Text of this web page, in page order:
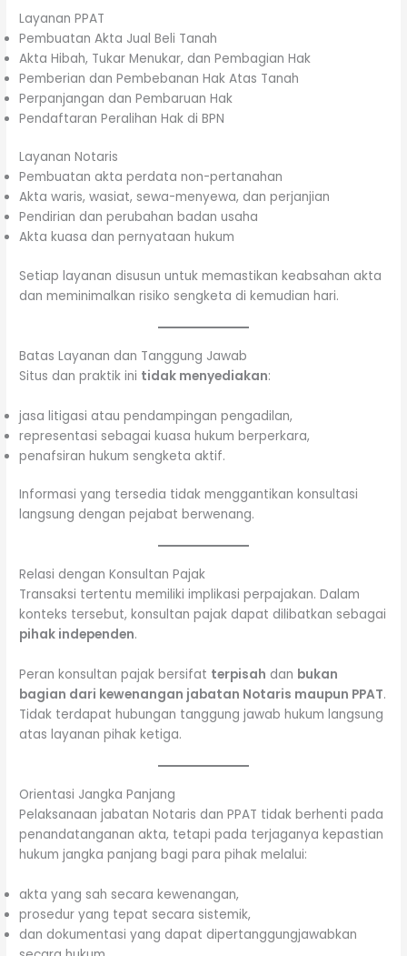
Layanan PPAT
Pembuatan Akta Jual Beli Tanah
Akta Hibah, Tukar Menukar, dan Pembagian Hak
Pemberian dan Pembebanan Hak Atas Tanah
Perpanjangan dan Pembaruan Hak
Pendaftaran Peralihan Hak di BPN
Layanan Notaris
Pembuatan akta perdata non-pertanahan
Akta waris, wasiat, sewa-menyewa, dan perjanjian
Pendirian dan perubahan badan usaha
Akta kuasa dan pernyataan hukum
Setiap layanan disusun untuk memastikan keabsahan akta
dan meminimalkan risiko sengketa di kemudian hari.
Batas Layanan dan Tanggung Jawab
Situs dan praktik ini tidak menyediakan:
jasa litigasi atau pendampingan pengadilan,
representasi sebagai kuasa hukum berperkara,
penafsiran hukum sengketa aktif.
Informasi yang tersedia tidak menggantikan konsultasi
langsung dengan pejabat berwenang.
Relasi dengan Konsultan Pajak
Transaksi tertentu memiliki implikasi perpajakan. Dalam
konteks tersebut, konsultan pajak dapat dilibatkan sebagai
pihak independen.
Peran konsultan pajak bersifat terpisah dan bukan
bagian dari kewenangan jabatan Notaris maupun PPAT.
Tidak terdapat hubungan tanggung jawab hukum langsung
atas layanan pihak ketiga.
Orientasi Jangka Panjang
Pelaksanaan jabatan Notaris dan PPAT tidak berhenti pada
penandatanganan akta, tetapi pada terjaganya kepastian
hukum jangka panjang bagi para pihak melalui:
akta yang sah secara kewenangan,
prosedur yang tepat secara sistemik,
dan dokumentasi yang dapat dipertanggungjawabkan